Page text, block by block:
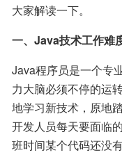
大家解读一下。
一、Java技术工作难
Java程序员是一个专
力大脑必须不停的运
地学习新技术，原地
开发人员每天要面临
班时间某个代码还没